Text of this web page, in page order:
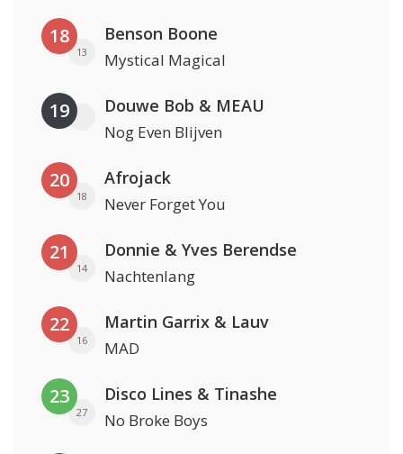
18
13
Benson Boone
Mystical Magical
19 Douwe Bob & MEAU
Nog Even Blijven
20
18
Afrojack
Never Forget You
21
14
Donnie & Yves Berendse
Nachtenlang
22
16
Martin Garrix & Lauv
MAD
23
27
Disco Lines & Tinashe
No Broke Boys